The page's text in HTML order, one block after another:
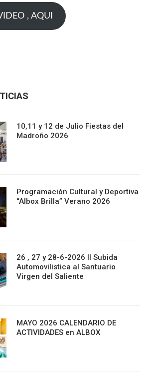
, AQUI
10,11 y 12 de Julio Fiestas del
Madroño 2026
Programación Cultural y Deportiva
“Albox Brilla” Verano 2026
26 , 27 y 28-6-2026 II Subida
Automovilistica al Santuario
Virgen del Saliente
MAYO 2026 CALENDARIO DE
ACTIVIDADES en ALBOX